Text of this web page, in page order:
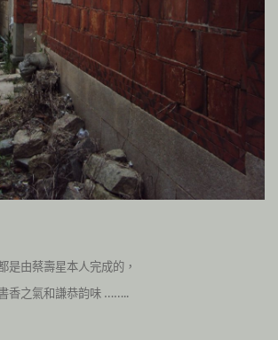
是由蔡壽星本人完成的，
香之氣和謙恭韵味 ……..